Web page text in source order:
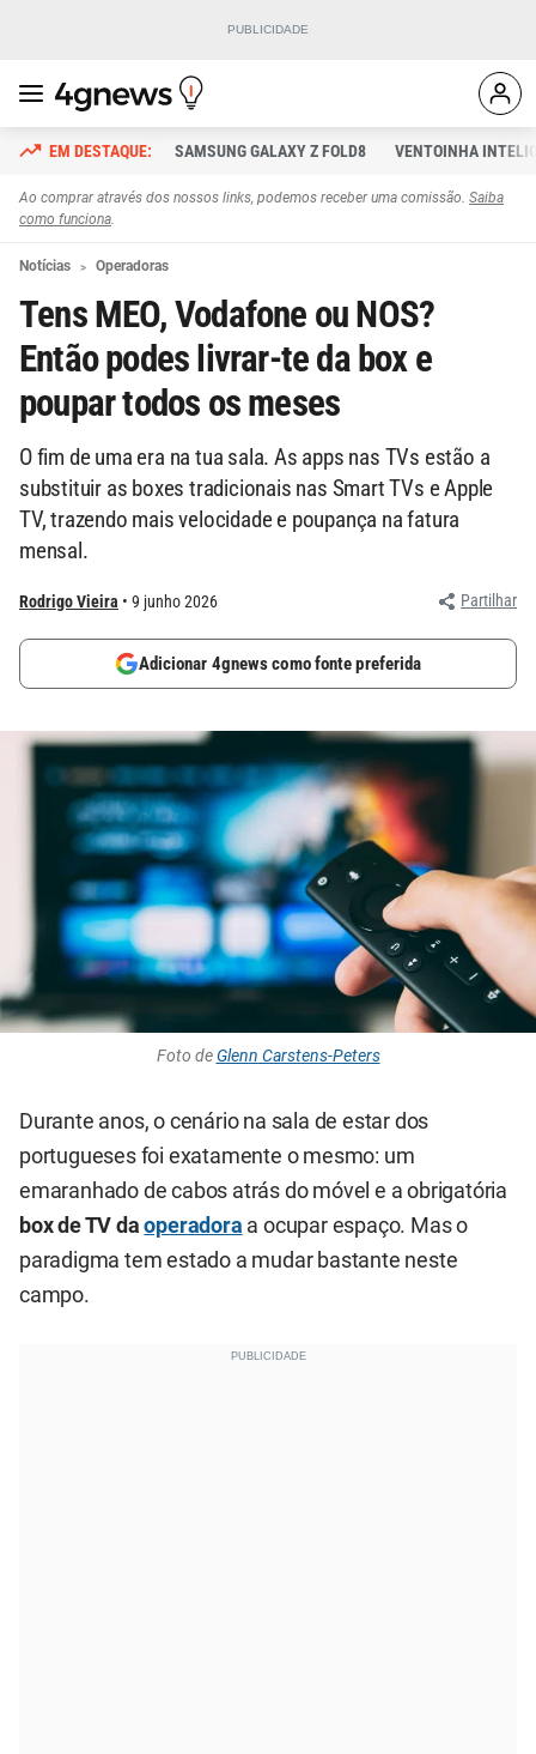
SAMSUNG GALAXY Z FOLD8 VENTOINHA
Ao comprar através dos nossos links, podemos receber uma comissão. Saiba
como funciona.
Notícias Operadoras
Tens MEO, Vodafone ou NOS?
Então podes livrar-te da box e
poupar todos os meses
O fim de uma era na tua sala. As apps nas TVs estão a
substituir as boxes tradicionais nas Smart TVs e Apple
TV, trazendo mais velocidade e poupança na fatura
mensal.
Rodrigo Vieira 9 junho 2026 Partilhar
Adicionar 4gnews como fonte preferida
Foto deGlenn Carstens-Peters
Durante anos, o cenário na sala de estar dos
portugueses foi exatamente o mesmo: um
emaranhado de cabos atrás do móvel e a obrigatória
box de TV daoperadora a ocupar espaço. Mas o
paradigma tem estado a mudar bastante neste
campo.